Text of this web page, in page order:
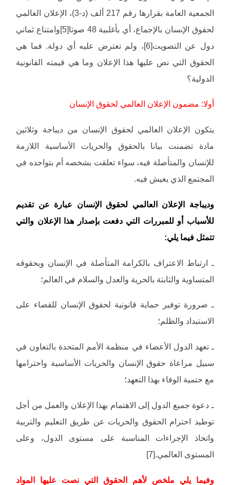
الجمعية العامة بقرارها رقم 217 ألف (د-3)، الإعلان العالمي
لحقوق الإنسان بالإجماع، أي بأغلبية 48 صوتا[5]وامتناع ثماني
دول عن التصويت[6]، ولم تعترض عليه أي دولة. فما هي
الحقوق التي نص عليها هذا الإعلان وما هي قيمته القانونية
الدولية؟
أولا: مضمون الإعلان العالمي لحقوق الإنسان
يتكون الإعلان العالمي لحقوق الإنسان من ديباجة وثلاثين
مادة تضمنت بيانا بالحقوق والحريات الأساسية اللازمة
للإنسان والمتأصلة فيه، سواء تعلقت بشخصه أم بتواجده في
المجتمع الذي يعيش فيه.
وديباجة الإعلان العالمي لحقوق الإنسان عبارة عن تقديم
للأسباب أو للمبررات التي دفعت بإصدار هذا الإعلان والتي
تتمثل فيما يلي:
ـ ارتباط الاعتراف بالكرامة المتأصلة في الإنسان وبحقوقه
المتساوية والثابتة بالحرية والعدل والسلام في العالم؛
ـ ضرورة توفير حماية قانونية لحقوق الإنسان للقضاء على
الاستبداد والظلم؛
ـ تعهد الدول الأعضاء في منظمة الأمم المتحدة بالتعاون في
سبيل مراعاة حقوق الإنسان والحريات الأساسية واحترامها
مع حتمية الوفاء بهذا التعهد؛
ـ دعوة جميع الدول إلى الاهتمام بهذا الإعلان والعمل من أجل
توطيد احترام الحقوق والحريات عن طريق التعليم والتربية
واتخاذ الإجراءات المناسبة على مستوى الدول، وعلى
المستوى العالمي.[7]
وفيما يلي ملخص لأهم الحقوق التي نصت عليها المواد